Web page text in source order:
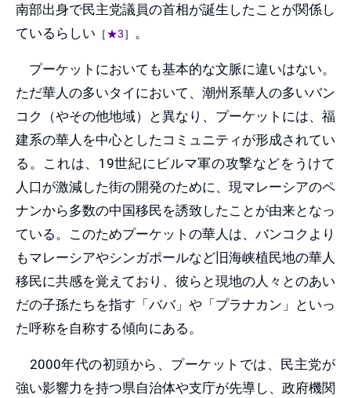
南部出身で民主党議員の首相が誕生したことが関係し
ているらしい ［ ★3 ］ 。
プーケットにおいても基本的な文脈に違いはない。
ただ華人の多いタイにおいて、潮州系華人の多いバン
コク（やその他地域）と異なり、プーケットには、福
建系の華人を中心としたコミュニティが形成されてい
る。これは、19世紀にビルマ軍の攻撃などをうけて
人口が激減した街の開発のために、現マレーシアのペ
ナンから多数の中国移民を誘致したことが由来となっ
ている。このためプーケットの華人は、バンコクより
もマレーシアやシンガポールなど旧海峡植民地の華人
移民に共感を覚えており、彼らと現地の人々とのあい
だの子孫たちを指す「ババ」や「プラナカン」といっ
た呼称を自称する傾向にある。
2000年代の初頭から、プーケットでは、民主党が
強い影響力を持つ県自治体や支庁が先導し、政府機関